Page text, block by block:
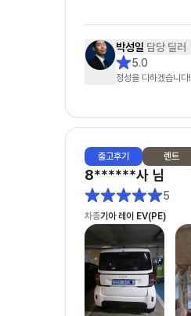
박성일 담당 딜러
5.0
정성을 다하겠습니다!
출고후기 렌트
8******사 님
5
차종기아 레이 EV(PE)